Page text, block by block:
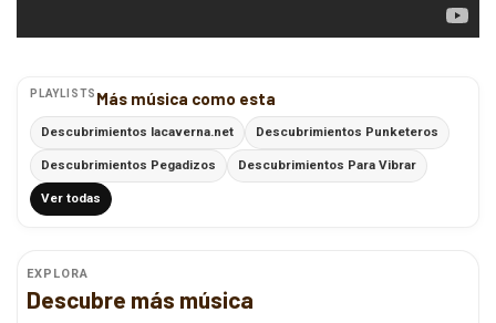
PLAYLISTS Más música como esta
Descubrimientos lacaverna.net Descubrimientos Punketeros
Descubrimientos Pegadizos Descubrimientos Para Vibrar
Ver todas
EXPLORA
Descubre más música